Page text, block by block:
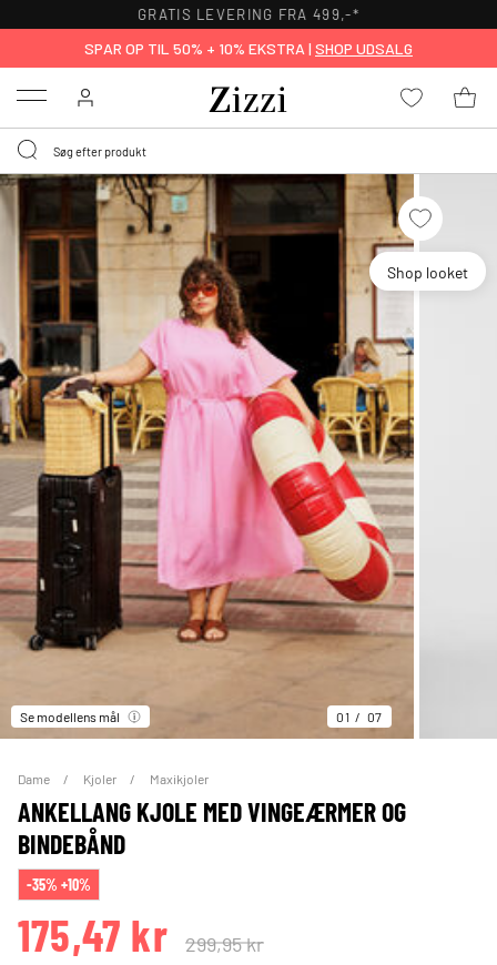
GRATIS LEVERING FRA 499,-*
SPAR OP TIL 50% + 10% EKSTRA | SHOP UDSALG
Menu
Shop looket
Se modellens mål 01 07
Dame Kjoler Maxikjoler
ANKELLANG KJOLE MED VINGEÆRMER OG
BINDEBÅND
-35% +10%
175,47 kr 299,95 kr